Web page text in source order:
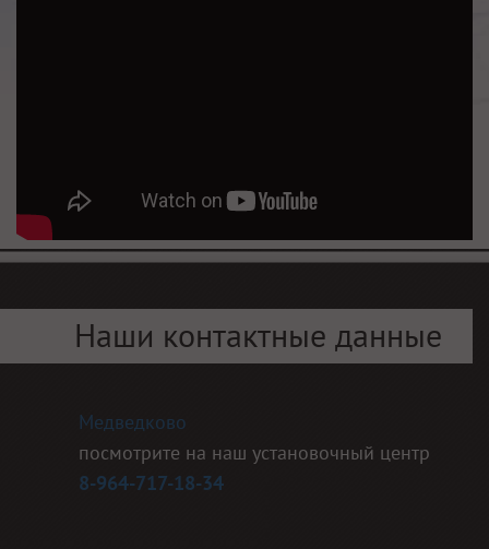
Наши контактные данные
Медведково
посмотрите на наш установочный центр
8-964-717-18-34